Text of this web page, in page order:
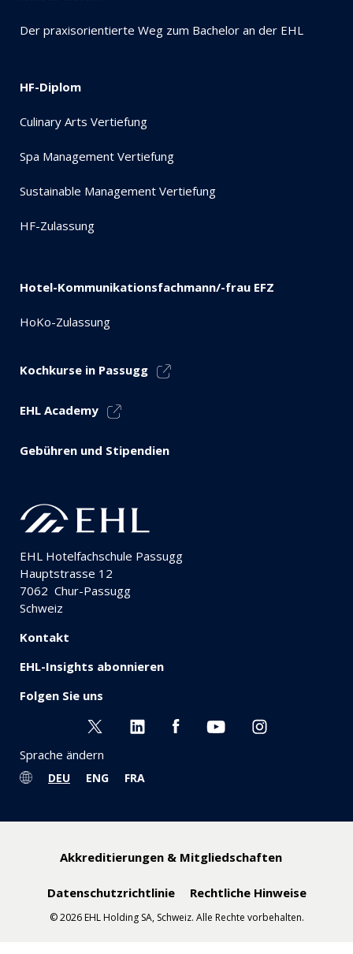
Der praxisorientierte Weg zum Bachelor an der EHL
HF-Diplom
Culinary Arts Vertiefung
Spa Management Vertiefung
Sustainable Management Vertiefung
HF-Zulassung
Hotel-Kommunikationsfachmann/-frau EFZ
HoKo-Zulassung
Kochkurse in Passugg
EHL Academy
Gebühren und Stipendien
EHL Hotelfachschule Passugg
Hauptstrasse 12
7062 Chur-Passugg
Schweiz
Kontakt
EHL-Insights abonnieren
Folgen Sie uns
Sprache ändern
DEU ENG FRA
Akkreditierungen & Mitgliedschaften
Datenschutzrichtlinie Rechtliche Hinweise
© 2026 EHL Holding SA, Schweiz. Alle Rechte vorbehalten.